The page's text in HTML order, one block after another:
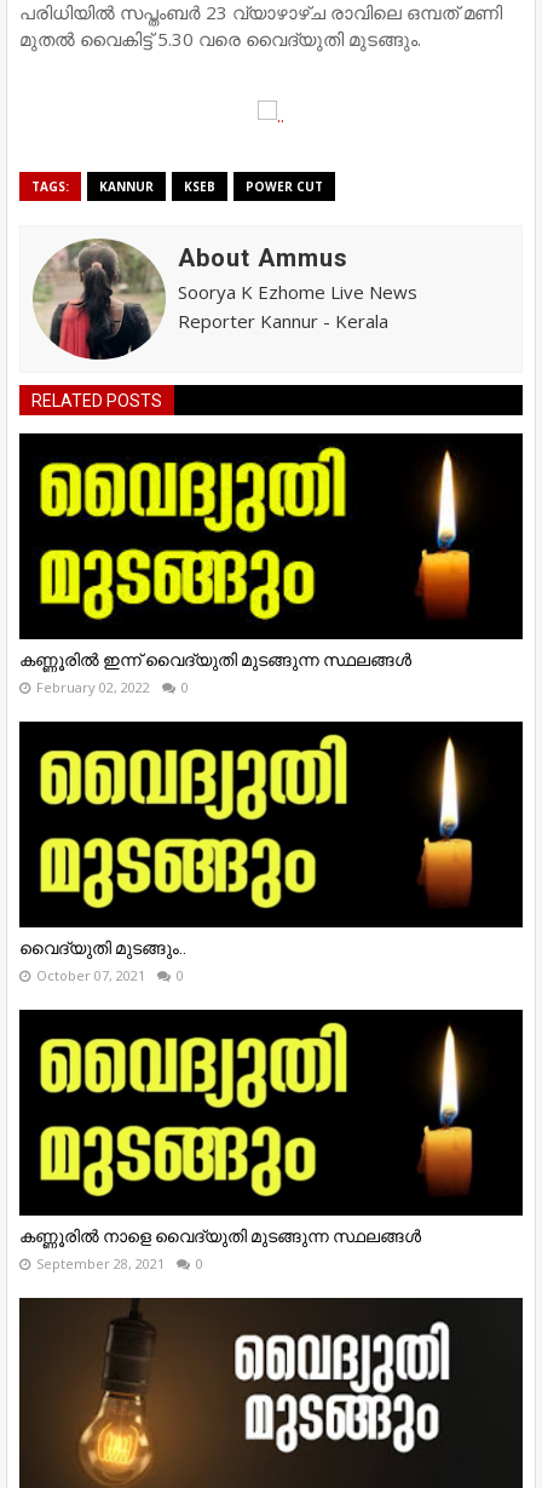
പരിധിയില്‍ സപ്തംബര്‍ 23 വ്യാഴാഴ്ച രാവിലെ ഒമ്പത് മണി
മുതല്‍ വൈകിട്ട് 5.30 വരെ വൈദ്യുതി മുടങ്ങും.
TAGS: KANNUR KSEB POWER CUT
About Ammus
Soorya K Ezhome Live News
Reporter Kannur - Kerala
RELATED POSTS
കണ്ണൂരിൽ ഇന്ന് വൈദ്യുതി മുടങ്ങുന്ന സ്ഥലങ്ങൾ
February 02, 2022 0
വൈദ്യുതി മുടങ്ങും..
October 07, 2021 0
കണ്ണൂരിൽ നാളെ വൈദ്യുതി മുടങ്ങുന്ന സ്ഥലങ്ങൾ
September 28, 2021 0